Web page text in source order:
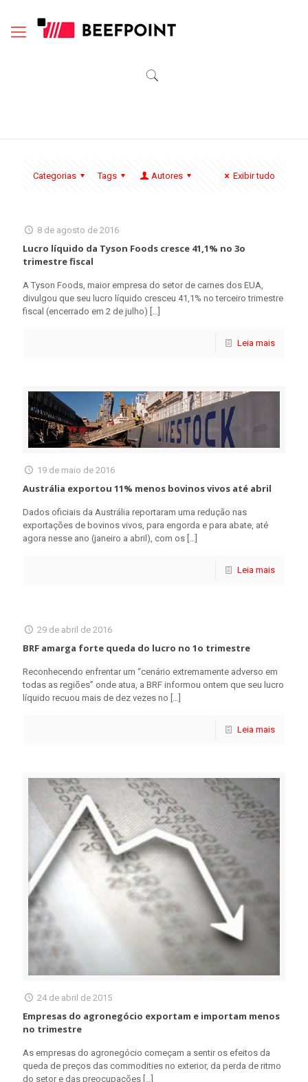
Categorias Tags Autores Exibir tudo
8 de agosto de 2016
Lucro líquido da Tyson Foods cresce 41,1% no 3o
trimestre fiscal
A Tyson Foods, maior empresa do setor de carnes dos EUA,
divulgou que seu lucro líquido cresceu 41,1% no terceiro trimestre
fiscal (encerrado em 2 de julho) […]
Leia mais
19 de maio de 2016
Austrália exportou 11% menos bovinos vivos até abril
Dados oficiais da Austrália reportaram uma redução nas
exportações de bovinos vivos, para engorda e para abate, até
agora nesse ano (janeiro a abril), com os […]
Leia mais
29 de abril de 2016
BRF amarga forte queda do lucro no 1o trimestre
Reconhecendo enfrentar um “cenário extremamente adverso em
todas as regiões” onde atua, a BRF informou ontem que seu lucro
líquido recuou mais de dez vezes no […]
Leia mais
24 de abril de 2015
Empresas do agronegócio exportam e importam menos
no trimestre
As empresas do agronegócio começam a sentir os efeitos da
queda de preços das commodities no exterior, da perda de ritmo
do setor e das preocupações